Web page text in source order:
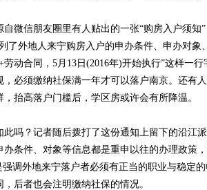
信朋友圈里有人贴出的一张“购房入户须知”
了外地人来宁购房入户的申办条件、申办对
劳动合同，5月13日(2016年)开始执行”这样一
，必须缴纳社保满一年才可以落户南京。还有
抬高落户门槛后，学区房或许会有所降温。
？记者随后拨打了这份通知上留下的沿江派
办条件、对象等信息都是重申以往的办理政策
强调外地来宁落户者必须有正当的职业与稳定
后者也会注明缴纳社保的情况。